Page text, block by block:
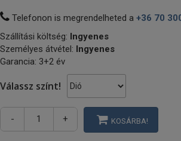
Telefonon is megrendelheted a +36 70
Szállítási költség: Ingyenes
Személyes átvétel: Ingyenes
Garancia: 3+2 év
Válassz színt!
- + KOSÁRBA!